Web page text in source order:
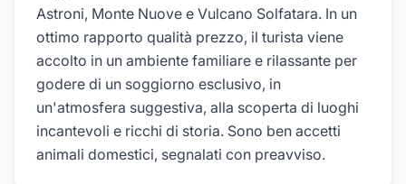
Astroni, Monte Nuove e Vulcano Solfatara. In un
ottimo rapporto qualità prezzo, il turista viene
accolto in un ambiente familiare e rilassante per
godere di un soggiorno esclusivo, in
un'atmosfera suggestiva, alla scoperta di luoghi
incantevoli e ricchi di storia. Sono ben accetti
animali domestici, segnalati con preavviso.